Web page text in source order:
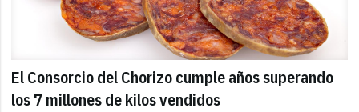
El Consorcio del Chorizo cumple años superando
los 7 millones de kilos vendidos